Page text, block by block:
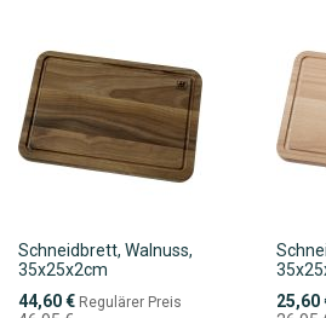
Schneidbrett, Walnuss,
35x25x2cm
Sonderpreis
44,60 € Regulärer Preis 25,60